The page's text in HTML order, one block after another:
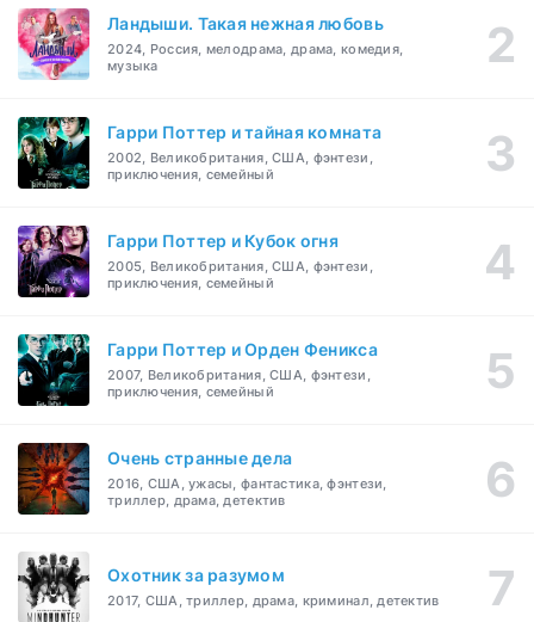
Ландыши. Такая нежная любовь
2024, Россия, мелодрама, драма, комедия,
музыка
Гарри Поттер и тайная комната
2002, Великобритания, США, фэнтези,
приключения, семейный
Гарри Поттер и Кубок огня
2005, Великобритания, США, фэнтези,
приключения, семейный
Гарри Поттер и Орден Феникса
2007, Великобритания, США, фэнтези,
приключения, семейный
Очень странные дела
2016, США, ужасы, фантастика, фэнтези,
триллер, драма, детектив
Охотник за разумом
2017, США, триллер, драма, криминал, детектив